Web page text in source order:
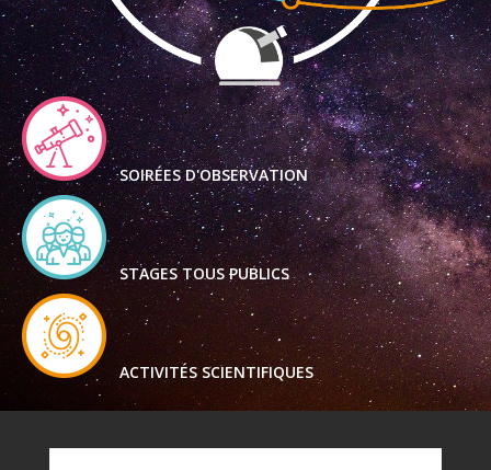
SOIRÉES D'OBSERVATION
STAGES TOUS PUBLICS
ACTIVITÉS SCIENTIFIQUES